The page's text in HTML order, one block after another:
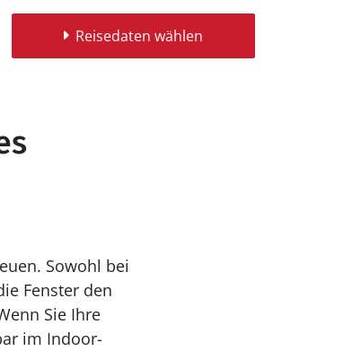
Reisedaten wählen
Sowohl bei
Fenster den
Sie Ihre
im Indoor-